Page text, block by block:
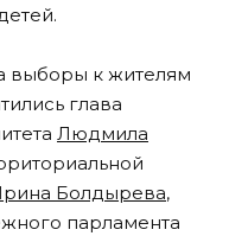
выборы к жителям
глава
Людмила
Болдырева,
парламента